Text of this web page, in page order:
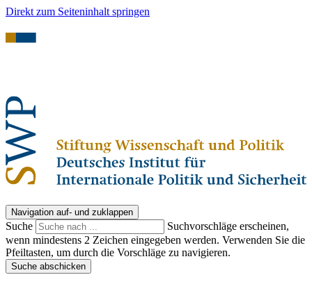
Direkt zum Seiteninhalt springen
Navigation auf- und zuklappen
Suche
Suchvorschläge erscheinen,
wenn mindestens 2 Zeichen eingegeben werden. Verwenden Sie die
Pfeiltasten, um durch die Vorschläge zu navigieren.
Suche abschicken